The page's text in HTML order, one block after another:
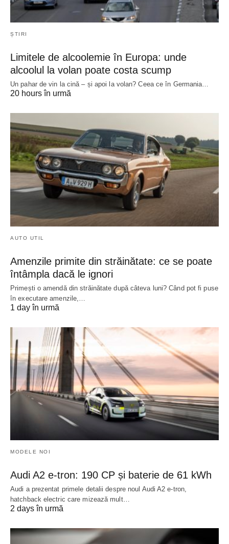
ȘTIRI
Limitele de alcoolemie în Europa: unde
alcoolul la volan poate costa scump
Un pahar de vin la cină – și apoi la volan? Ceea ce în Germania…
20 hours în urmă
AUTO UTIL
Amenzile primite din străinătate: ce se poate
întâmpla dacă le ignori
Primești o amendă din străinătate după câteva luni? Când pot fi puse
în executare amenzile,…
1 day în urmă
MODELE NOI
Audi A2 e-tron: 190 CP și baterie de 61 kWh
Audi a prezentat primele detalii despre noul Audi A2 e-tron,
hatchback electric care mizează mult…
2 days în urmă